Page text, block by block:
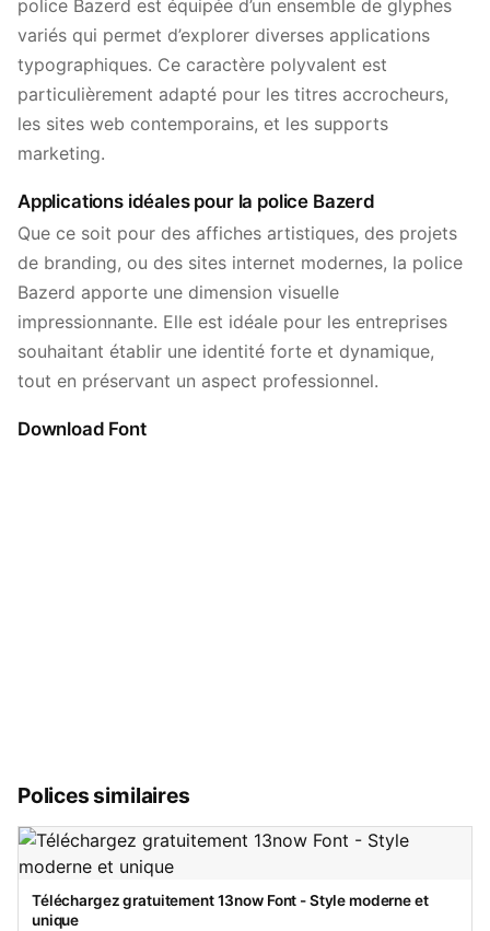
police Bazerd est équipée d’un ensemble de glyphes
variés qui permet d’explorer diverses applications
typographiques. Ce caractère polyvalent est
particulièrement adapté pour les titres accrocheurs,
les sites web contemporains, et les supports
marketing.
Applications idéales pour la police Bazerd
Que ce soit pour des affiches artistiques, des projets
de branding, ou des sites internet modernes, la police
Bazerd apporte une dimension visuelle
impressionnante. Elle est idéale pour les entreprises
souhaitant établir une identité forte et dynamique,
tout en préservant un aspect professionnel.
Download Font
Polices similaires
Téléchargez gratuitement 13now Font - Style moderne et
unique